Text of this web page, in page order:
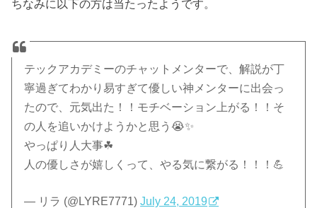
ちなみに以下の方は当たったようです。
テックアカデミーのチャットメンターで、解説が丁
寧過ぎてわかり易すぎて優しい神メンターに出会っ
たので、元気出た！！モチベーション上がる！！そ
の人を追いかけようかと思う😭✨
やっぱり人大事☘
人の優しさが嬉しくって、やる気に繋がる！！！💪
— リラ (@LYRE7771)July 24, 2019